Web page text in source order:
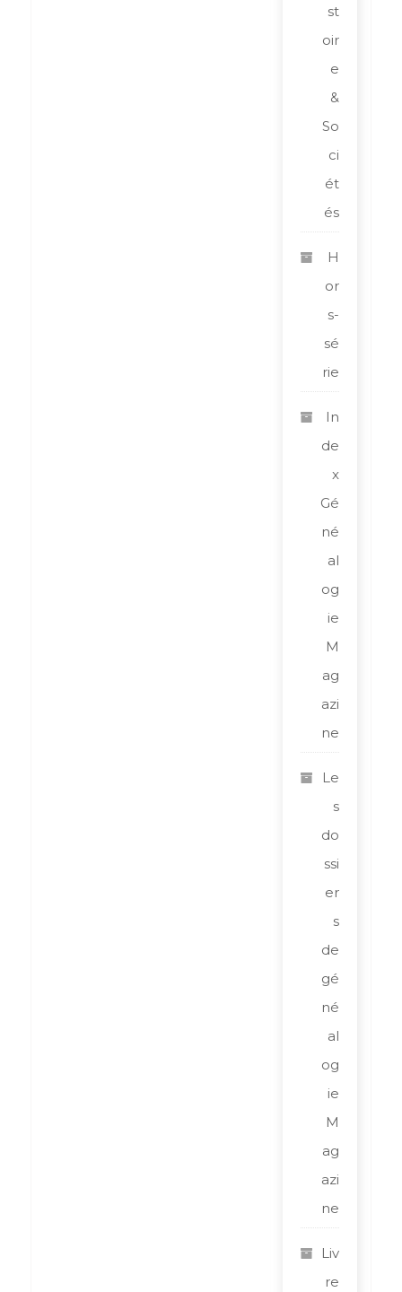
st
oir
e
&
So
ci
ét
és
H
or
s-
sé
rie
In
de
x
Gé
né
al
og
ie
M
ag
azi
ne
Le
s
do
ssi
er
s
de
gé
né
al
og
ie
M
ag
azi
ne
Liv
re